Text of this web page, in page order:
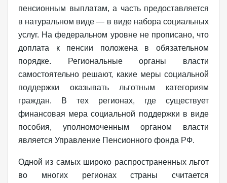
пенсионным выплатам, а часть предоставляется
в натуральном виде — в виде набора социальных
услуг. На федеральном уровне не прописано, что
доплата к пенсии положена в обязательном
порядке. Региональные органы власти
самостоятельно решают, какие меры социальной
поддержки оказывать льготным категориям
граждан. В тех регионах, где существует
финансовая мера социальной поддержки в виде
пособия, уполномоченным органом власти
является Управление Пенсионного фонда РФ.
Одной из самых широко распространенных льгот
во многих регионах страны считается